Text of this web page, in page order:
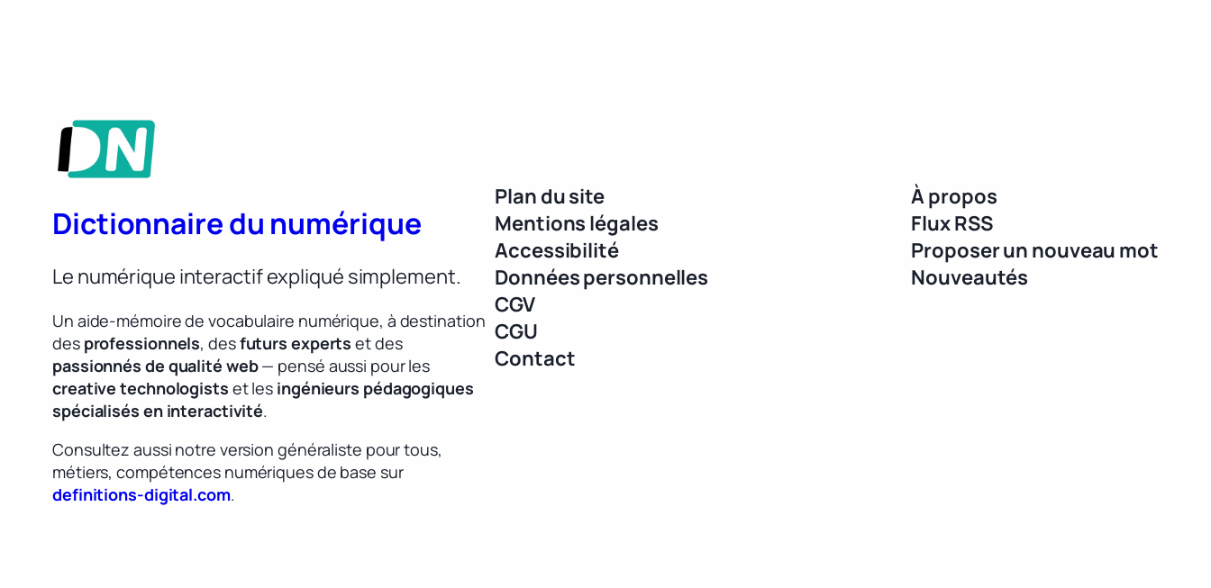
Dictionnaire du numérique
Le numérique interactif expliqué simplement.
Un aide-mémoire de vocabulaire numérique, à destination
des professionnels, desfuturs experts et des
passionnés de qualité web— pensé aussi pour les
creative technologists et les ingénieurs pédagogiques
spécialisés en interactivité.
Consultez aussi notre version généraliste pour tous,
métiers, compétences numériques de base sur
definitions-digital.com.
Plan du site
Mentions légales
Accessibilité
Données personnelles
CGV
CGU
Contact
À propos
Flux RSS
Proposer un nouveau mot
Nouveautés